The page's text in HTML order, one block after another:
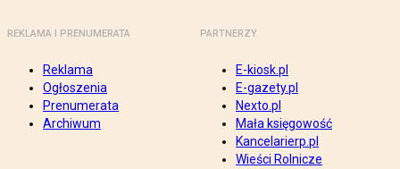
REKLAMA I PRENUMERATA
Reklama
Ogłoszenia
Prenumerata
Archiwum
PARTNERZY
E-kiosk.pl
E-gazety.pl
Nexto.pl
Mała księgowość
Kancelarierp.pl
Wieści Rolnicze